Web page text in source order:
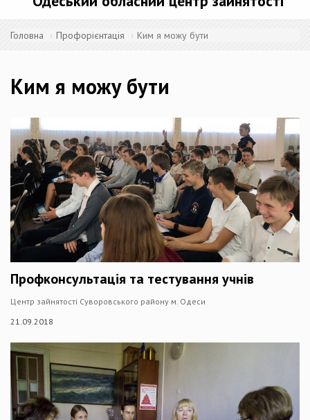
Головна Профорієнтація Ким я можу бути
Ким я можу бути
Профконсультація та тестування учнів
Центр зайнятості Суворовського району м. Одеси
21.09.2018